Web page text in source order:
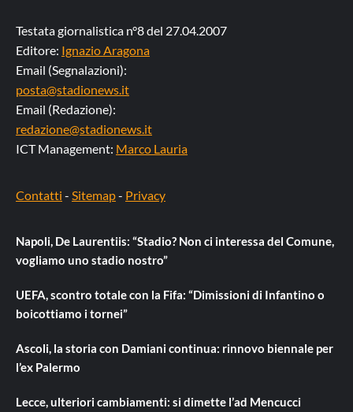
Testata giornalistica n°8 del 27.04.2007
Editore: Ignazio Aragona
Email (Segnalazioni):
posta@stadionews.it
Email (Redazione):
redazione@stadionews.it
ICT Management: Marco Lauria
Contatti - Sitemap- Privacy
Napoli, De Laurentiis: “Stadio? Non ci interessa del Comune,
vogliamo uno stadio nostro”
UEFA, scontro totale con la Fifa: “Dimissioni di Infantino o
boicottiamo i tornei”
Ascoli, la storia con Damiani continua: rinnovo biennale per
l’ex Palermo
Lecce, ulteriori cambiamenti: si dimette l’ad Mencucci